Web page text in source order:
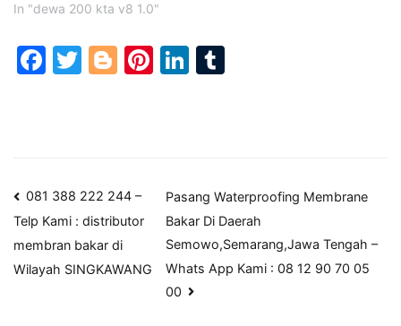
In "dewa 200 kta v8 1.0"
Facebook
Twitter
Blogger
Pinterest
LinkedIn
Post
navigation
081 388 222 244 –
Telp Kami : distributor
membran bakar di
Wilayah SINGKAWANG
Pasang Waterproofing Membrane
Bakar Di Daerah
Semowo,Semarang,Jawa Tengah –
Whats App Kami : 08 12 90 70 05
00